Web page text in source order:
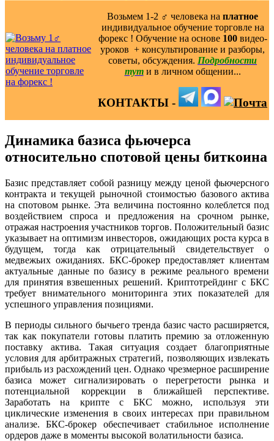
Возьмем 1-2 ‍♂️ человека на платное
индивидуальное обучение торговле на
форекс ! Обучение на основе 100видео-
уроков ️ + консультирование и разборы,
советы, обсуждения. Подробности
тут и в личном общении...
КОНТАКТЫ -
Динамика базиса фьючерса
относительно спотовой цены биткоина
Базис представляет собой разницу между ценой фьючерсного
контракта и текущей рыночной стоимостью базового актива
на спотовом рынке. Эта величина постоянно колеблется под
воздействием спроса и предложения на срочном рынке,
отражая настроения участников торгов. Положительный базис
указывает на оптимизм инвесторов, ожидающих роста курса в
будущем, тогда как отрицательный свидетельствует о
медвежьих ожиданиях. БКС-брокер предоставляет клиентам
актуальные данные по базису в режиме реального времени
для принятия взвешенных решений. Криптотрейдинг с БКС
требует внимательного мониторинга этих показателей для
успешного управления позициями.
В периоды сильного бычьего тренда базис часто расширяется,
так как покупатели готовы платить премию за отложенную
поставку актива. Такая ситуация создает благоприятные
условия для арбитражных стратегий, позволяющих извлекать
прибыль из расхождений цен. Однако чрезмерное расширение
базиса может сигнализировать о перегретости рынка и
потенциальной коррекции в ближайшей перспективе.
Заработать на крипте с БКС можно, используя эти
циклические изменения в своих интересах при правильном
анализе. БКС-брокер обеспечивает стабильное исполнение
ордеров даже в моменты высокой волатильности базиса.